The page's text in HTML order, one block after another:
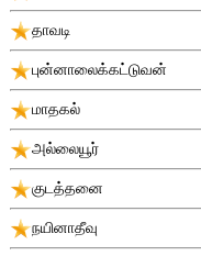
தாவடி
புன்னாலைக்கட்டுவன்
மாதகல்
அல்லையூர்
குடத்தனை
நயினாதீவு